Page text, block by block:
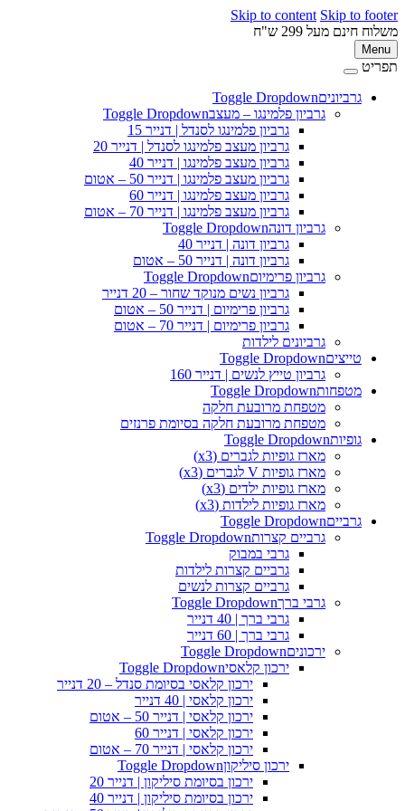
Skip to content Skip to
מעל 299 ש"ח
גרביוניםToggle Dropdown
גרביון פלמינגו – מעצבToggle Dropdown
גרביון פלמינגו לסנדל | דנייר 15
גרביון מעצב פלמינגו לסנדל | דנייר 20
גרביון מעצב פלמינגו | דנייר 40
גרביון מעצב פלמינגו | דנייר 50 – אטום
גרביון מעצב פלמינגו | דנייר 60
גרביון מעצב פלמינגו | דנייר 70 – אטום
גרביון דונהToggle Dropdown
גרביון דונה | דנייר 40
גרביון דונה | דנייר 50 – אטום
גרביון פרימיוםToggle Dropdown
גרביון נשים מנוקד שחור – 20 דנייר
גרביון פרימיום | דנייר 50 – אטום
גרביון פרימיום | דנייר 70 – אטום
גרביונים לילדות
טייצים Toggle Dropdown
גרביון טייץ לנשים | דנייר 160
מטפחותToggle Dropdown
מטפחת מרובעת חלקה
מטפחת מרובעת חלקה בסיומת פרנזים
גופיות
Toggle Dropdown
מארז גופיות לגברים (x3)
מארז גופיות V לגברים (x3)
מארז גופיות ילדים (x3)
מארז גופיות לילדות (x3)
גרביים Toggle Dropdown
גרביים קצרות Toggle Dropdown
גרבי במבוק
גרביים קצרות לילדות
גרביים קצרות לנשים
גרבי ברךToggle Dropdown
גרבי ברך | 40 דנייר
גרבי ברך | 60 דנייר
ירכוניםToggle Dropdown
ירכון קלאסי Toggle Dropdown
ירכון קלאסי בסיומת סנדל – 20 דנייר
ירכון קלאסי | 40 דנייר
ירכון קלאסי | דנייר 50 – אטום
ירכון קלאסי | דנייר 60
ירכון קלאסי | דנייר 70 – אטום
ירכון סיליקוןToggle Dropdown
ירכון בסיומת סיליקון | דנייר 20
ירכון בסיומת סיליקון | דנייר 40